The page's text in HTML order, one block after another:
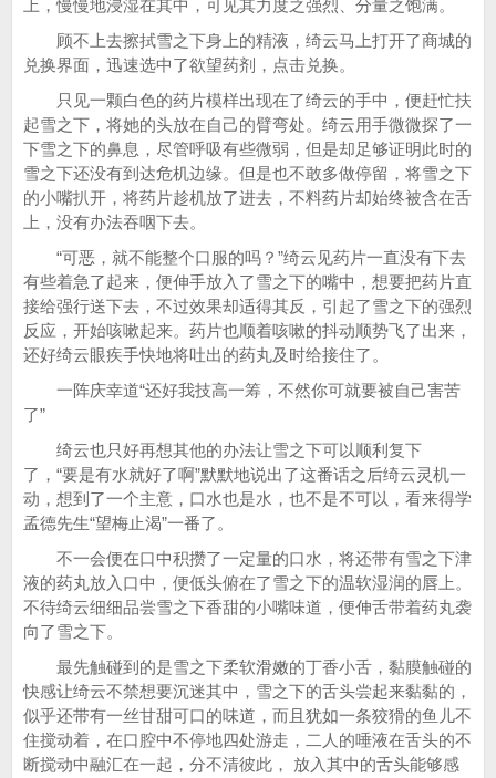
上，慢慢地浸湿在其中，可见其力度之强烈、分量之饱满。
顾不上去擦拭雪之下身上的精液，绮云马上打开了商城的
兑换界面，迅速选中了欲望药剂，点击兑换。
只见一颗白色的药片模样出现在了绮云的手中，便赶忙扶
起雪之下，将她的头放在自己的臂弯处。绮云用手微微探了一
下雪之下的鼻息，尽管呼吸有些微弱，但是却足够证明此时的
雪之下还没有到达危机边缘。但是也不敢多做停留，将雪之下
的小嘴扒开，将药片趁机放了进去，不料药片却始终被含在舌
上，没有办法吞咽下去。
“可恶，就不能整个口服的吗？”绮云见药片一直没有下去
有些着急了起来，便伸手放入了雪之下的嘴中，想要把药片直
接给强行送下去，不过效果却适得其反，引起了雪之下的强烈
反应，开始咳嗽起来。药片也顺着咳嗽的抖动顺势飞了出来，
还好绮云眼疾手快地将吐出的药丸及时给接住了。
一阵庆幸道“还好我技高一筹，不然你可就要被自己害苦
了”
绮云也只好再想其他的办法让雪之下可以顺利复下
了，“要是有水就好了啊”默默地说出了这番话之后绮云灵机一
动，想到了一个主意，口水也是水，也不是不可以，看来得学
孟德先生“望梅止渴”一番了。
不一会便在口中积攒了一定量的口水，将还带有雪之下津
液的药丸放入口中，便低头俯在了雪之下的温软湿润的唇上。
不待绮云细细品尝雪之下香甜的小嘴味道，便伸舌带着药丸袭
向了雪之下。
最先触碰到的是雪之下柔软滑嫩的丁香小舌，黏膜触碰的
快感让绮云不禁想要沉迷其中，雪之下的舌头尝起来黏黏的，
似乎还带有一丝甘甜可口的味道，而且犹如一条狡猾的鱼儿不
住搅动着，在口腔中不停地四处游走，二人的唾液在舌头的不
断搅动中融汇在一起，分不清彼此， 放入其中的舌头能够感